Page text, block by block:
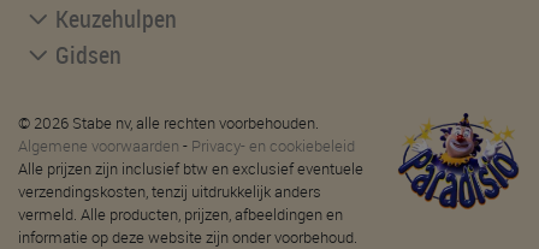
Keuzehulpen
Gidsen
© 2026 Stabe nv, alle rechten voorbehouden.
Algemene voorwaarden - Privacy- en cookiebeleid
Alle prijzen zijn inclusief btw en exclusief eventuele
verzendingskosten, tenzij uitdrukkelijk anders
vermeld. Alle producten, prijzen, afbeeldingen en
informatie op deze website zijn onder voorbehoud.